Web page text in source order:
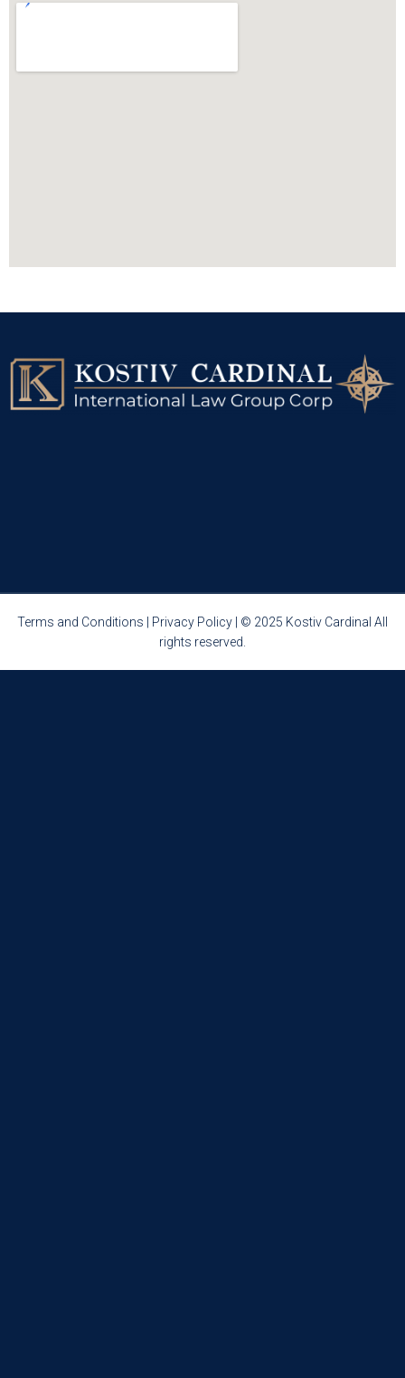
Terms and Conditions Privacy Policy
| © 2025 Kostiv Cardinal All
rights reserved.